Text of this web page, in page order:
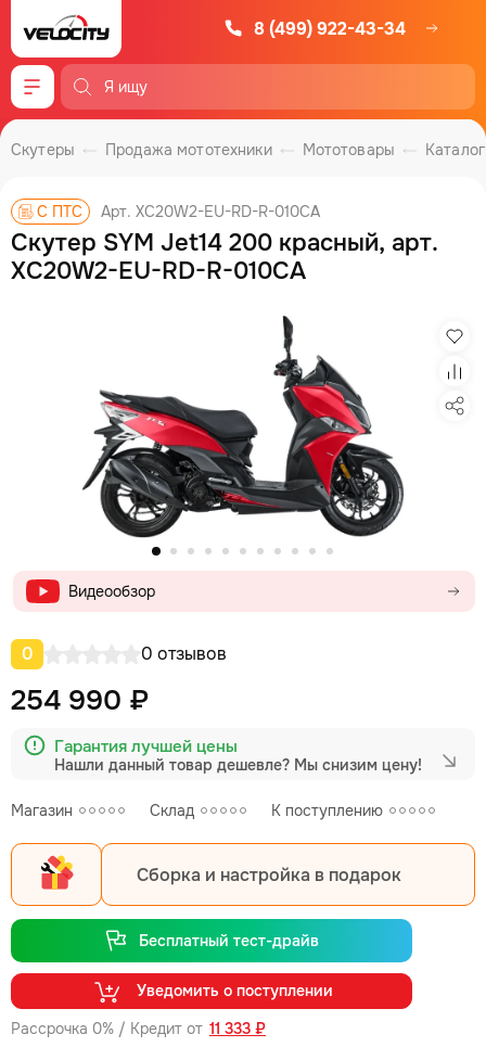
8 (499) 922-43-34
Меню
Каталог
Мототовары
Продажа мототехники
Скутеры
С ПТС Арт. XC20W2-EU-RD-R-010CA
Скутер SYM Jet14 200 красный, арт.
XC20W2-EU-RD-R-010CA
Видеообзор
0 0 отзывов
Магазин Склад К поступлению
254 990 ₽
Гарантия лучшей цены
Нашли данный товар дешевле? Мы снизим цену!
Рассрочка 0% / Кредит от 11 333 ₽
Сборка и настройка в подарок
Бесплатный тест-драйв
Уведомить о поступлении